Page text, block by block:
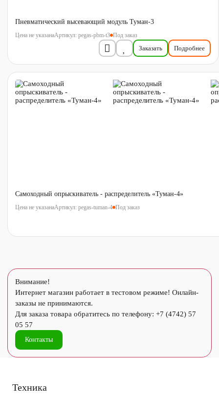
Пневматический высевающий модуль Туман-3
Цена не указанаАртикул: pegas-pbm-t3 Под заказ
Заказать Подробнее
Самоходный опрыскиватель - распределитель «Туман-4»
Цена не указанаАртикул: pegas-tuman-4 Под заказ
Внимание!
Интернет магазин работает в тестовом режиме! Онлайн-
заказы не принимаются.
Для заказа товара обратитесь по телефону: +7 (4742) 57
05 57
Контакты
Техника